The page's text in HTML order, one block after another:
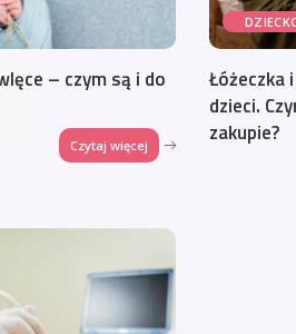
– czym są i do
Czytaj więcej
Łóżeczka
dzieci.
zakupie?